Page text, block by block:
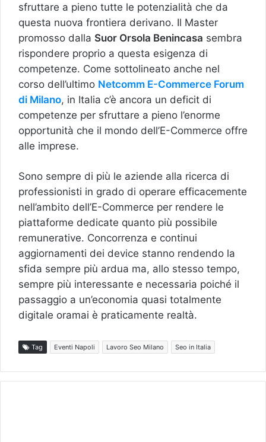
sfruttare a pieno tutte le potenzialità che da
questa nuova frontiera derivano. Il Master
promosso dalla Suor Orsola Benincasa sembra
rispondere proprio a questa esigenza di
competenze. Come sottolineato anche nel
corso dell’ultimo Netcomm E-Commerce Forum
di Milano, in Italia c’è ancora un deficit di
competenze per sfruttare a pieno l’enorme
opportunità che il mondo dell’E-Commerce offre
alle imprese.
Sono sempre di più le aziende alla ricerca di
professionisti in grado di operare efficacemente
nell’ambito dell’E-Commerce per rendere le
piattaforme dedicate quanto più possibile
remunerative. Concorrenza e continui
aggiornamenti dei device stanno rendendo la
sfida sempre più ardua ma, allo stesso tempo,
sempre più interessante e necessaria poiché il
passaggio a un’economia quasi totalmente
digitale oramai è praticamente realtà.
Tag Eventi Napoli Lavoro Seo Milano Seo in Italia